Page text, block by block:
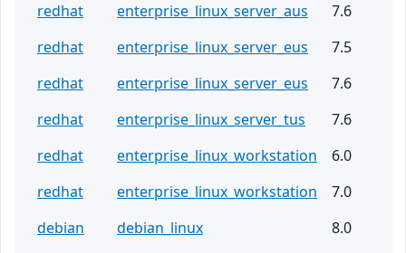
redhat
enterprise_linux_server_aus
7.6
redhat
enterprise_linux_server_eus
7.5
redhat
enterprise_linux_server_eus
7.6
redhat
enterprise_linux_server_tus
7.6
redhat
enterprise_linux_workstation
6.0
redhat
enterprise_linux_workstation
7.0
debian
debian_linux
8.0